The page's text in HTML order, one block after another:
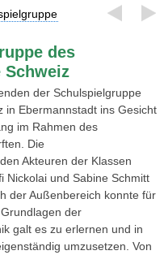
des
Schweiz
der Schulspielgruppe
in Ebermannstadt ins Gesicht
im Rahmen des
Die
Akteuren der Klassen
Nickolai und Sabine Schmitt
der Außenbereich konnte für
Grundlagen der
galt es zu erlernen und in
umzusetzen. Von